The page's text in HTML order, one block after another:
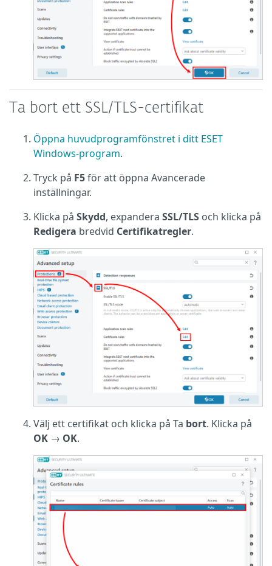
Ta bort ett SSL/TLS-certifikat
Öppna huvudprogramfönstret i ditt ESET
Windows-program.
Tryck på F5för att öppna Avancerade
inställningar.
Klicka på Skydd, expandera SSL/TLS och klicka på
Redigera bredvid Certifikatregler.
Välj ett certifikat och klicka på Ta bort. Klicka på
OK → OK.